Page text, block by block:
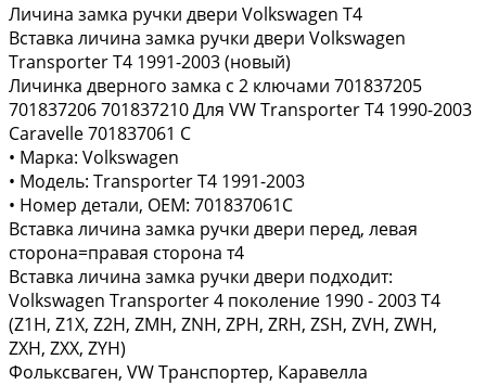
Личина замка ручки двери Volkswagen T4
Вставка личина замка ручки двери Volkswagen
Transporter T4 1991-2003 (новый)
Личинка дверного замка с 2 ключами 701837205
701837206 701837210 Для VW Transporter T4 1990-2003
Caravelle 701837061 C
• Марка: Volkswagen
• Модель: Transporter T4 1991-2003
• Номер детали, ОЕМ: 701837061C
Вставка личина замка ручки двери перед, левая
сторона=правая сторона т4
Вставка личина замка ручки двери подходит:
Volkswagen Transporter 4 поколение 1990 - 2003 T4
(Z1H, Z1X, Z2H, ZMH, ZNH, ZPH, ZRH, ZSH, ZVH, ZWH,
ZXH, ZXX, ZYH)
Фольксваген, VW Транспортер, Каравелла